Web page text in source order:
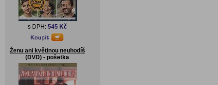
s DPH: 545 Kč
Ženu ani květinou neuhodíš
(DVD) - pošetka